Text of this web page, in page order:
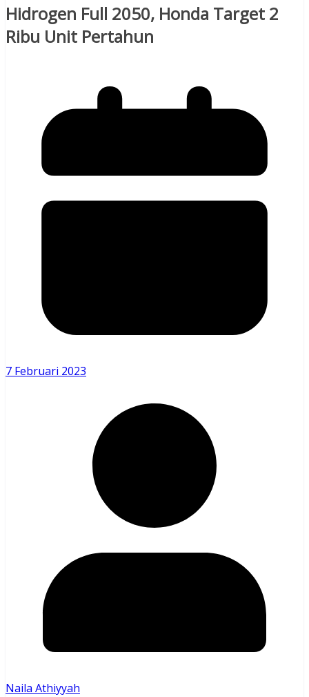
Hidrogen Full 2050, Honda Target 2
Ribu Unit Pertahun
7 Februari 2023
Naila Athiyyah